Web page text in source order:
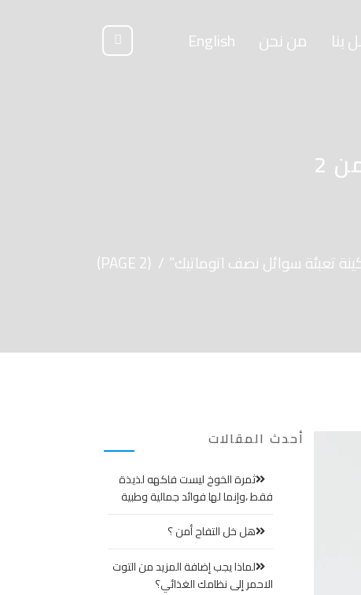
بنا من نحن English
ماكينة تعبئة سوائل نصف اتوماتيك Archives - الصفحة 2 من 2
(PAGE 2)
أحدث المقالات
ثمرة الخوخ ليست فاكهه لذيذة
فقط ،وإنما لها فوائد جمالية وطبية
هل خل التفاح أمن ؟
لماذا يجب إضافة المزيد من التوت
الاحمر إلى نظامك الغذائي؟